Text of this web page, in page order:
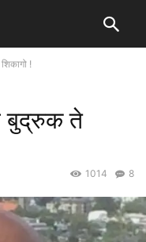
!
बुद्रुक ते
8
1014